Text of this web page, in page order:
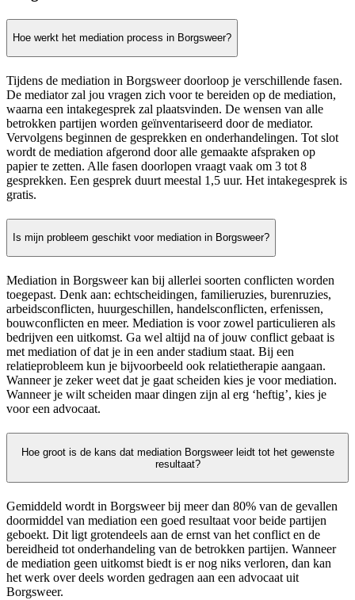
Hoe werkt het mediation process in Borgsweer?
Tijdens de mediation in Borgsweer doorloop je verschillende fasen.
De mediator zal jou vragen zich voor te bereiden op de mediation,
waarna een intakegesprek zal plaatsvinden. De wensen van alle
betrokken partijen worden geïnventariseerd door de mediator.
Vervolgens beginnen de gesprekken en onderhandelingen. Tot slot
wordt de mediation afgerond door alle gemaakte afspraken op
papier te zetten. Alle fasen doorlopen vraagt vaak om 3 tot 8
gesprekken. Een gesprek duurt meestal 1,5 uur. Het intakegesprek is
gratis.
Is mijn probleem geschikt voor mediation in Borgsweer?
Mediation in Borgsweer kan bij allerlei soorten conflicten worden
toegepast. Denk aan: echtscheidingen, familieruzies, burenruzies,
arbeidsconflicten, huurgeschillen, handelsconflicten, erfenissen,
bouwconflicten en meer. Mediation is voor zowel particulieren als
bedrijven een uitkomst. Ga wel altijd na of jouw conflict gebaat is
met mediation of dat je in een ander stadium staat. Bij een
relatieprobleem kun je bijvoorbeeld ook relatietherapie aangaan.
Wanneer je zeker weet dat je gaat scheiden kies je voor mediation.
Wanneer je wilt scheiden maar dingen zijn al erg ‘heftig’, kies je
voor een advocaat.
Hoe groot is de kans dat mediation Borgsweer leidt tot het gewenste
resultaat?
Gemiddeld wordt in Borgsweer bij meer dan 80% van de gevallen
doormiddel van mediation een goed resultaat voor beide partijen
geboekt. Dit ligt grotendeels aan de ernst van het conflict en de
bereidheid tot onderhandeling van de betrokken partijen. Wanneer
de mediation geen uitkomst biedt is er nog niks verloren, dan kan
het werk over deels worden gedragen aan een advocaat uit
Borgsweer.